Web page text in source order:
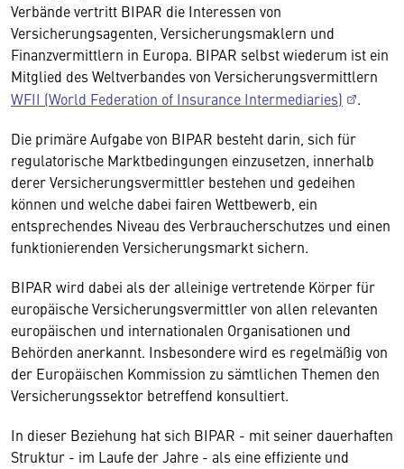
Verbände vertritt BIPAR die Interessen von
Versicherungsagenten, Versicherungsmaklern und
Finanzvermittlern in Europa. BIPAR selbst wiederum ist ein
Mitglied des Weltverbandes von Versicherungsvermittlern
WFII (World Federation of Insurance Intermediaries)
.
Die primäre Aufgabe von BIPAR besteht darin, sich für
regulatorische Marktbedingungen einzusetzen, innerhalb
derer Versicherungsvermittler bestehen und gedeihen
können und welche dabei fairen Wettbewerb, ein
entsprechendes Niveau des Verbraucherschutzes und einen
funktionierenden Versicherungsmarkt sichern.
BIPAR wird dabei als der alleinige vertretende Körper für
europäische Versicherungsvermittler von allen relevanten
europäischen und internationalen Organisationen und
Behörden anerkannt. Insbesondere wird es regelmäßig von
der Europäischen Kommission zu sämtlichen Themen den
Versicherungssektor betreffend konsultiert.
In dieser Beziehung hat sich BIPAR - mit seiner dauerhaften
Struktur - im Laufe der Jahre - als eine effiziente und